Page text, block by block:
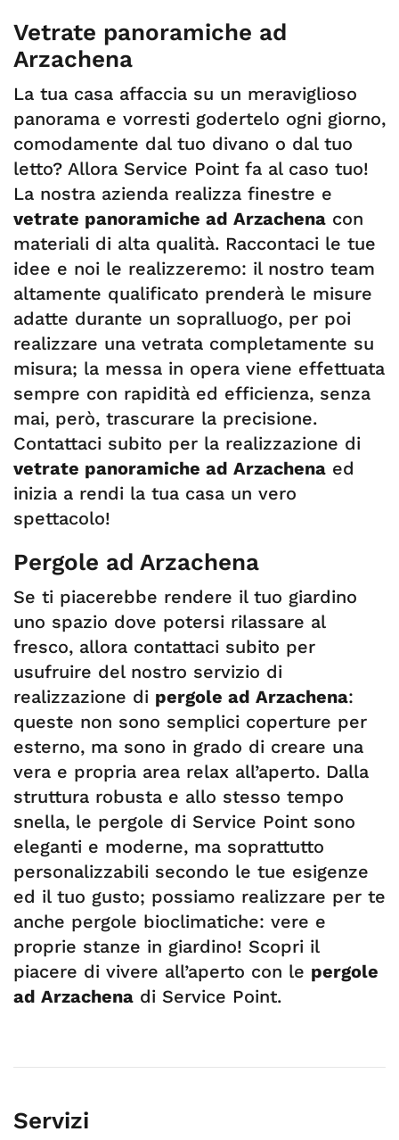
Vetrate panoramiche ad
Arzachena
La tua casa affaccia su un meraviglioso
panorama e vorresti godertelo ogni giorno,
comodamente dal tuo divano o dal tuo
letto? Allora Service Point fa al caso tuo!
La nostra azienda realizza finestre e
vetrate panoramiche ad Arzachena con
materiali di alta qualità. Raccontaci le tue
idee e noi le realizzeremo: il nostro team
altamente qualificato prenderà le misure
adatte durante un sopralluogo, per poi
realizzare una vetrata completamente su
misura; la messa in opera viene effettuata
sempre con rapidità ed efficienza, senza
mai, però, trascurare la precisione.
Contattaci subito per la realizzazione di
vetrate panoramiche ad Arzachena ed
inizia a rendi la tua casa un vero
spettacolo!
Pergole ad Arzachena
Se ti piacerebbe rendere il tuo giardino
uno spazio dove potersi rilassare al
fresco, allora contattaci subito per
usufruire del nostro servizio di
realizzazione di pergole ad Arzachena:
queste non sono semplici coperture per
esterno, ma sono in grado di creare una
vera e propria area relax all’aperto. Dalla
struttura robusta e allo stesso tempo
snella, le pergole di Service Point sono
eleganti e moderne, ma soprattutto
personalizzabili secondo le tue esigenze
ed il tuo gusto; possiamo realizzare per te
anche pergole bioclimatiche: vere e
proprie stanze in giardino! Scopri il
piacere di vivere all’aperto con le pergole
ad Arzachena di Service Point.
Servizi